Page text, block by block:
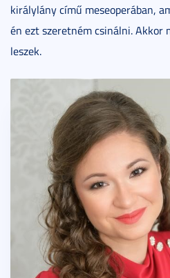
királylány című meseoperában,
én ezt szeretném csinálni. Akkor
leszek.